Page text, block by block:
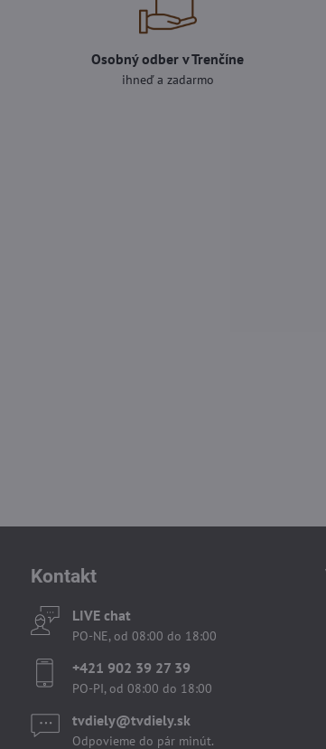
Osobný odber v Trenčíne
ihneď a zadarmo
Kontakt
LIVE chat
PO-NE, od 08:00 do 18:00
+421 902 39 27 39
PO-PI, od 08:00 do 18:00
tvdiely​​@tvdiely​​.sk
Odpovieme do pár minút.